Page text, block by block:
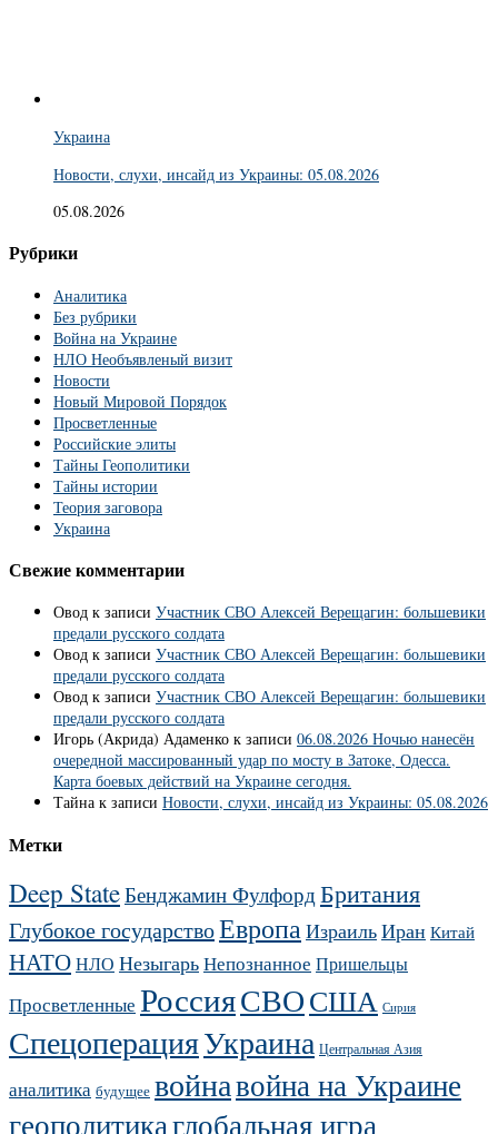
Украина
Новости, слухи, инсайд из Украины: 05.08.2026
05.08.2026
Рубрики
Аналитика
Без рубрики
Война на Украине
НЛО Необъявленый визит
Новости
Новый Мировой Порядок
Просветленные
Российские элиты
Тайны Геополитики
Тайны истории
Теория заговора
Украина
Свежие комментарии
Овод к записи Участник СВО Алексей Верещагин: большевики
предали русского солдата
Овод к записи Участник СВО Алексей Верещагин: большевики
предали русского солдата
Овод к записи Участник СВО Алексей Верещагин: большевики
предали русского солдата
Игорь (Акрида) Адаменко к записи 06.08.2026 Ночью нанесён
очередной массированный удар по мосту в Затоке, Одесса.
Карта боевых действий на Украине сегодня.
Тайна к записи Новости, слухи, инсайд из Украины: 05.08.2026
Метки
Deep StateБенджамин ФулфордБритания
Глубокое государствоЕвропаИзраильИран Китай
НАТОНЛО НезыгарьНепознанное Пришельцы
Просветленные РоссияСВОСША Сирия
СпецоперацияУкраина Центральная Азия
аналитика будущее войнавойна на Украине
геополитикаглобальная игра